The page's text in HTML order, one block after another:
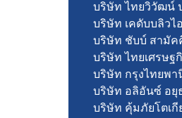
บริษัท ไทยวิวัฒน์
บริษัท เคดับบลิวไ
บริษัท ชับบ์ สามัค
บริษัท ไทยเศรษฐ
บริษัท กรุงไทยพ
บริษัท อลิอันซ์ อยุ
บริษัท คุ้มภัยโตเ